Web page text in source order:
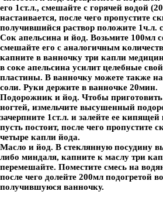
его 1ст.л., смешайте с горячей водой
настаивается, после чего пропустите
получившийся раствор положите 1ч.л.
Сок апельсина и йод. Возьмите 100мл
смешайте его с аналогичным
капните в ванночку три капли
в соке апельсина усилит целебные
пластины. В ванночку можете также
соли. Руки держите в ванночке 20мин.
Подорожник и йод. Чтобы
ногтей, измельчите высушенный
зачерпните 1ст.л. и залейте ее
пусть постоит, после чего пропустите
четыре капли йода.
Масло и йод. В стеклянную посудину
либо миндаля, капните к маслу три
перемешайте. Поместите смесь на
после чего долейте 200мл подогретой
получившуюся ванночку.